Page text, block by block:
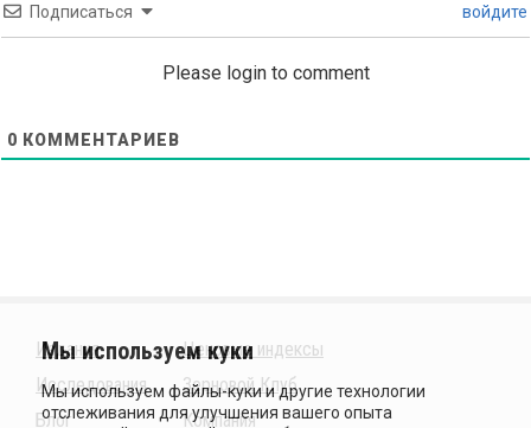
Подписаться войдите
Please login to comment
0 КОММЕНТАРИЕВ
Издания
Исследования
Блог
Ценовые индексы
Зерновой Клуб
Компания